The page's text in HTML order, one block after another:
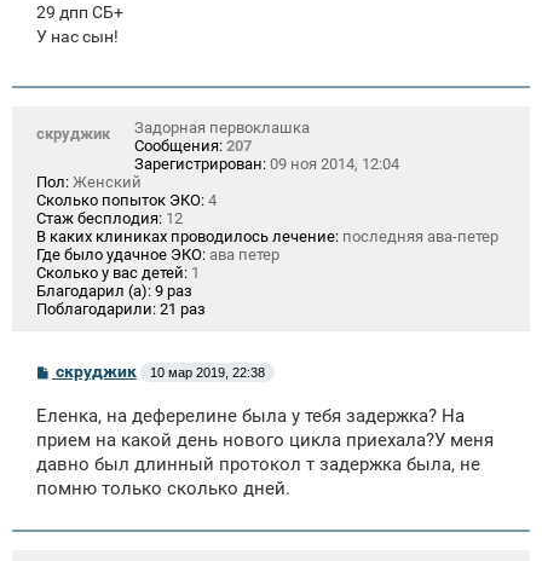
29 дпп СБ+
У нас сын!
скруджик
Задорная первоклашка
Сообщения: 207
Зарегистрирован: 09 ноя 2014, 12:04
Пол: Женский
Сколько попыток ЭКО: 4
Стаж бесплодия: 12
В каких клиниках проводилось лечение: последняя ава-петер
Где было удачное ЭКО: ава петер
Сколько у вас детей: 1
Благодарил (а): 9 раз
Поблагодарили: 21 раз
С
б
щ
е
н
и
скруджик 10 мар 2019, 22:38
Еленка, на деферелине была у тебя задержка? На
прием на какой день нового цикла приехала?У меня
давно был длинный протокол т задержка была, не
помню только сколько дней.